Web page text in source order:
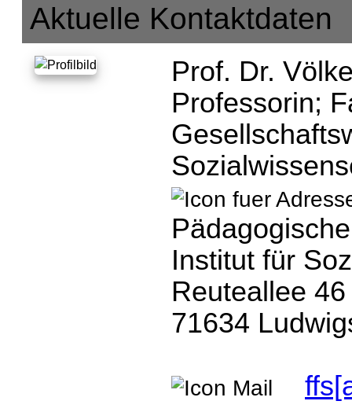
Aktuelle Kontaktdaten
Prof. Dr.
Professorin;
Institut für
Reuteallee 46
71634